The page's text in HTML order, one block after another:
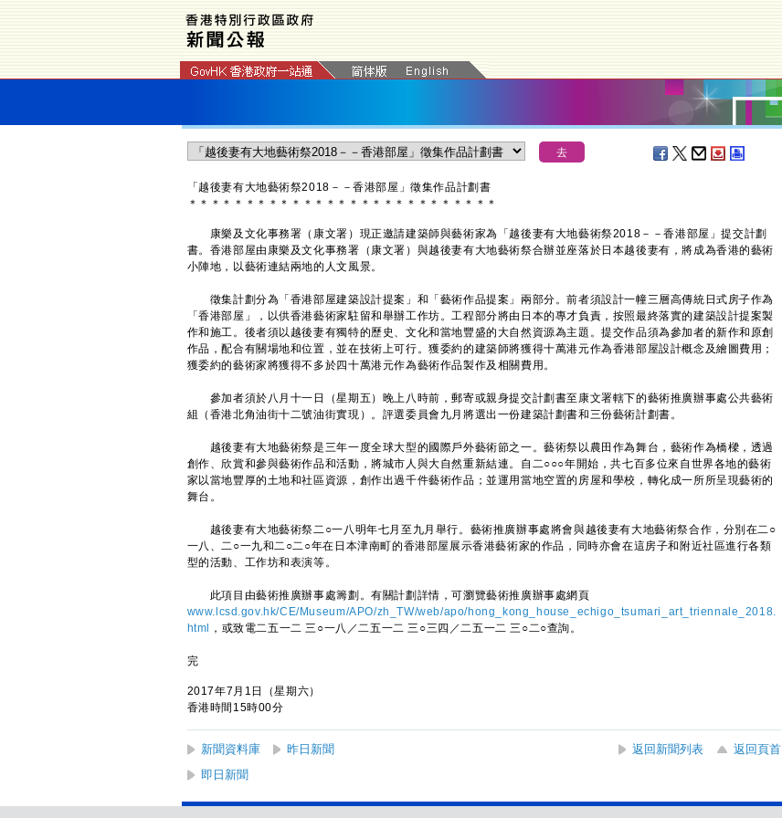
「越後妻有大地藝術祭2018－－香港部屋」徵集作品計劃書
＊ ＊ ＊ ＊ ＊ ＊ ＊ ＊ ＊ ＊ ＊ ＊ ＊ ＊ ＊ ＊ ＊ ＊ ＊ ＊ ＊ ＊ ＊ ＊ ＊ ＊ ＊
康樂及文化事務署（康文署）現正邀請建築師與藝術家為「越後妻有大地藝術祭2018－－香港部屋」提交計劃
書。香港部屋由康樂及文化事務署（康文署）與越後妻有大地藝術祭合辦並座落於日本越後妻有，將成為香港的藝術
小陣地，以藝術連結兩地的人文風景。
徵集計劃分為「香港部屋建築設計提案」和「藝術作品提案」兩部分。前者須設計一幢三層高傳統日式房子作為
「香港部屋」，以供香港藝術家駐留和舉辦工作坊。工程部分將由日本的專才負責，按照最終落實的建築設計提案製
作和施工。後者須以越後妻有獨特的歷史、文化和當地豐盛的大自然資源為主題。提交作品須為參加者的新作和原創
作品，配合有關場地和位置，並在技術上可行。獲委約的建築師將獲得十萬港元作為香港部屋設計概念及繪圖費用；
獲委約的藝術家將獲得不多於四十萬港元作為藝術作品製作及相關費用。
參加者須於八月十一日（星期五）晚上八時前，郵寄或親身提交計劃書至康文署轄下的藝術推廣辦事處公共藝術
組（香港北角油街十二號油街實現）。評選委員會九月將選出一份建築計劃書和三份藝術計劃書。
越後妻有大地藝術祭是三年一度全球大型的國際戶外藝術節之一。藝術祭以農田作為舞台，藝術作為橋樑，透過
創作、欣賞和參與藝術作品和活動，將城市人與大自然重新結連。自二○○○年開始，共七百多位來自世界各地的藝術
家以當地豐厚的土地和社區資源，創作出過千件藝術作品；並運用當地空置的房屋和學校，轉化成一所所呈現藝術的
舞台。
越後妻有大地藝術祭二○一八明年七月至九月舉行。藝術推廣辦事處將會與越後妻有大地藝術祭合作，分別在二○
一八、二○一九和二○二○年在日本津南町的香港部屋展示香港藝術家的作品，同時亦會在這房子和附近社區進行各類
型的活動、工作坊和表演等。
此項目由藝術推廣辦事處籌劃。有關計劃詳情，可瀏覽藝術推廣辦事處網頁
www.lcsd.gov.hk/CE/Museum/APO/zh_TW/web/apo/hong_kong_house_echigo_tsumari_art_triennale_2018.
html
，或致電二五一二 三○一八／二五一二 三○三四／二五一二 三○二○查詢。
完
2017年7月1日（星期六）
香港時間15時00分
新聞資料庫 昨日新聞 返回新聞列表
返回頁首
即日新聞